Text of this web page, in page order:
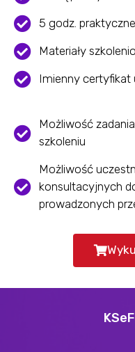
5 godz.
Materiały
Imienny certyfikat
Możliwość
szkoleniu
Możliwość
konsultacyjnych
prowadzonych